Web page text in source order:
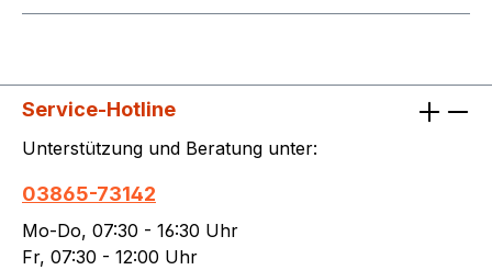
Service-Hotline
Unterstützung und Beratung unter:
03865-73142
Mo-Do, 07:30 - 16:30 Uhr
Fr, 07:30 - 12:00 Uhr